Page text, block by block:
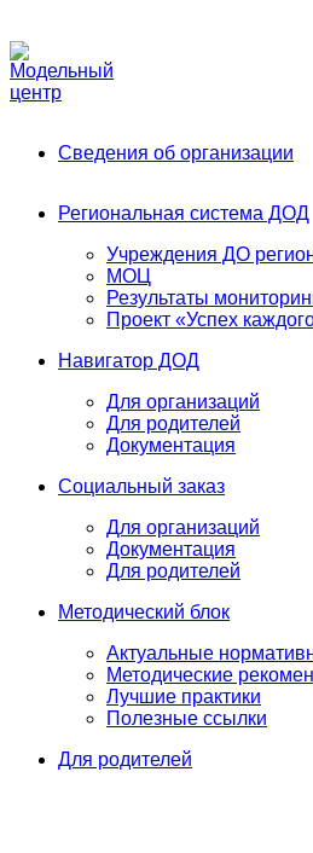
Сведения об организации
Региональная система ДОД
Учреждения ДО
МОЦ
Результаты
Проект «Успех
Навигатор ДОД
Для организаций
Для родителей
Документация
Социальный заказ
Для организаций
Документация
Для родителей
Методический блок
Актуальные
Методические
Лучшие практики
Полезные ссылки
Для родителей